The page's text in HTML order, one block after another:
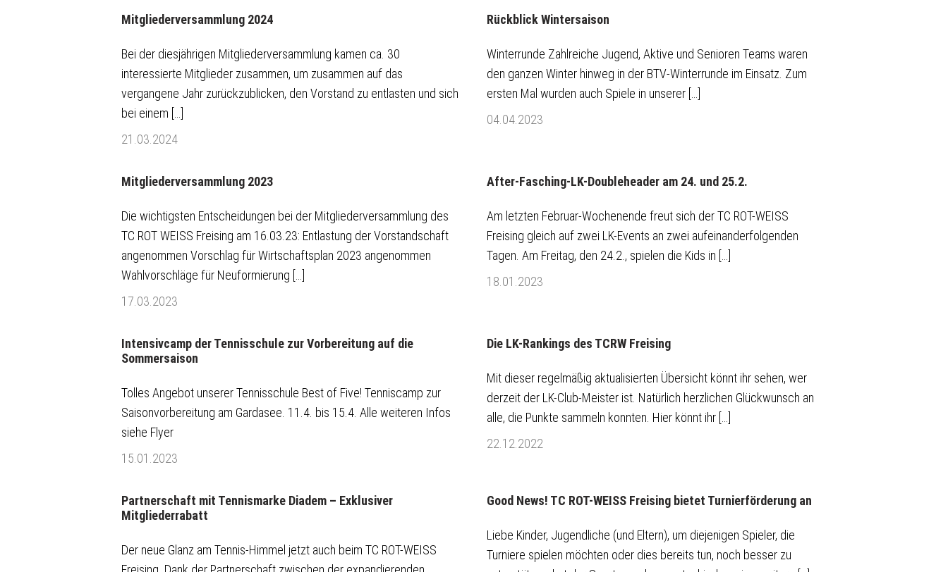
Mitgliederversammlung 2024
Bei der diesjährigen Mitgliederversammlung kamen ca. 30
interessierte Mitglieder zusammen, um zusammen auf das
vergangene Jahr zurückzublicken, den Vorstand zu entlasten und sich
bei einem […]
21.03.2024
Rückblick Wintersaison
Winterrunde Zahlreiche Jugend, Aktive und Senioren Teams waren
den ganzen Winter hinweg in der BTV-Winterrunde im Einsatz. Zum
ersten Mal wurden auch Spiele in unserer […]
04.04.2023
Mitgliederversammlung 2023
Die wichtigsten Entscheidungen bei der Mitgliederversammlung des
TC ROT WEISS Freising am 16.03.23: Entlastung der Vorstandschaft
angenommen Vorschlag für Wirtschaftsplan 2023 angenommen
Wahlvorschläge für Neuformierung […]
17.03.2023
After-Fasching-LK-Doubleheader am 24. und 25.2.
Am letzten Februar-Wochenende freut sich der TC ROT-WEISS
Freising gleich auf zwei LK-Events an zwei aufeinanderfolgenden
Tagen. Am Freitag, den 24.2., spielen die Kids in […]
18.01.2023
Intensivcamp der Tennisschule zur Vorbereitung auf die
Sommersaison
Tolles Angebot unserer Tennisschule Best of Five! Tenniscamp zur
Saisonvorbereitung am Gardasee. 11.4. bis 15.4. Alle weiteren Infos
siehe Flyer
15.01.2023
Die LK-Rankings des TCRW Freising
Mit dieser regelmäßig aktualisierten Übersicht könnt ihr sehen, wer
derzeit der LK-Club-Meister ist. Natürlich herzlichen Glückwunsch an
alle, die Punkte sammeln konnten. Hier könnt ihr […]
22.12.2022
Partnerschaft mit Tennismarke Diadem – Exklusiver
Mitgliederrabatt
Der neue Glanz am Tennis-Himmel jetzt auch beim TC ROT-WEISS
Good News! TC ROT-WEISS Freising bietet Turnierförderung an
Liebe Kinder, Jugendliche (und Eltern), um diejenigen Spieler, die
Turniere spielen möchten oder dies bereits tun, noch besser zu